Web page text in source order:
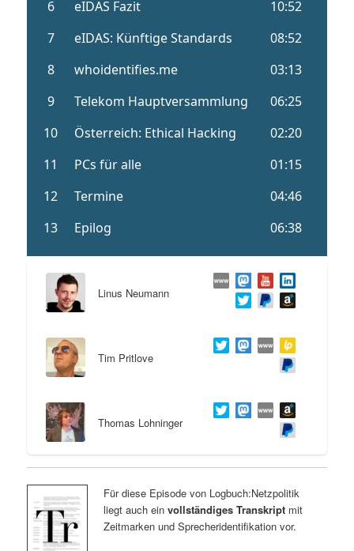
Linus Neumann
Tim Pritlove
Thomas Lohninger
Für diese Episode von Logbuch:Netzpolitik
liegt auch ein vollständiges Transkriptmit
Zeitmarken und Sprecheridentifikation vor.